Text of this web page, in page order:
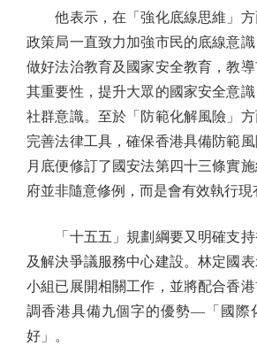
他表示，在「強化底線思維」方
政策局一直致力加強市民的底線意識
做好法治教育及國家安全教育，教
其重要性，提升大眾的國家安全意
社群意識。至於「防範化解風險」
完善法律工具，確保香港具備防範
月底便修訂了國安法第四十三條實
府並非隨意修例，而是會有效執行現
「十五五」規劃綱要又明確支持
及解決爭議服務中心建設。林定國
小組已展開相關工作，並將配合香
調香港具備九個字的優勢—「國際
好」。